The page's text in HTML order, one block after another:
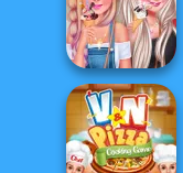
Cotton Candy
Store
Princess We Love
Ice Cream